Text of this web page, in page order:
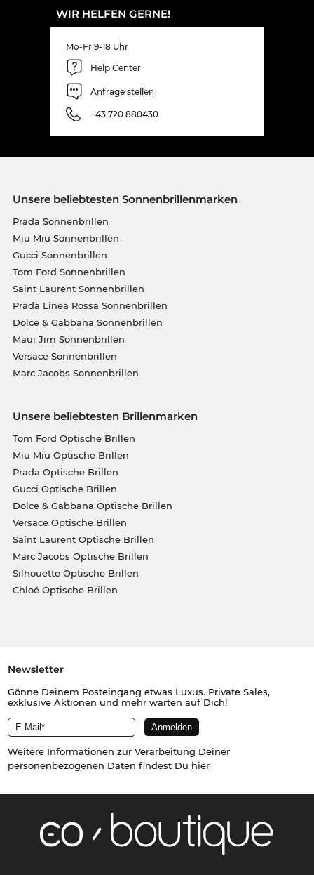
WIR HELFEN GERNE!
Mo-Fr 9-18 Uhr
Help Center
Anfrage stellen
+43 720 880430
Unsere beliebtesten Sonnenbrillenmarken
Prada Sonnenbrillen
Miu Miu Sonnenbrillen
Gucci Sonnenbrillen
Tom Ford Sonnenbrillen
Saint Laurent Sonnenbrillen
Prada Linea Rossa Sonnenbrillen
Dolce & Gabbana Sonnenbrillen
Maui Jim Sonnenbrillen
Versace Sonnenbrillen
Marc Jacobs Sonnenbrillen
Unsere beliebtesten Brillenmarken
Tom Ford Optische Brillen
Miu Miu Optische Brillen
Prada Optische Brillen
Gucci Optische Brillen
Dolce & Gabbana Optische Brillen
Versace Optische Brillen
Saint Laurent Optische Brillen
Marc Jacobs Optische Brillen
Silhouette Optische Brillen
Chloé Optische Brillen
Newsletter
Gönne Deinem Posteingang etwas Luxus. Private Sales,
exklusive Aktionen und mehr warten auf Dich!
Weitere Informationen zur Verarbeitung Deiner
personenbezogenen Daten findest Du hier